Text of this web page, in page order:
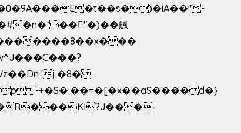
-
R���KI?J���-